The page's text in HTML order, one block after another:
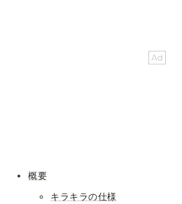
概要
キラキラの仕様